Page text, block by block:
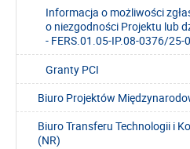
Informacja o możliwości
o niezgodności Projektu lub
- FERS.01.05-IP.08-0376/25-
Granty PCI
Biuro Projektów
Biuro Transferu Technologii i
(NR)